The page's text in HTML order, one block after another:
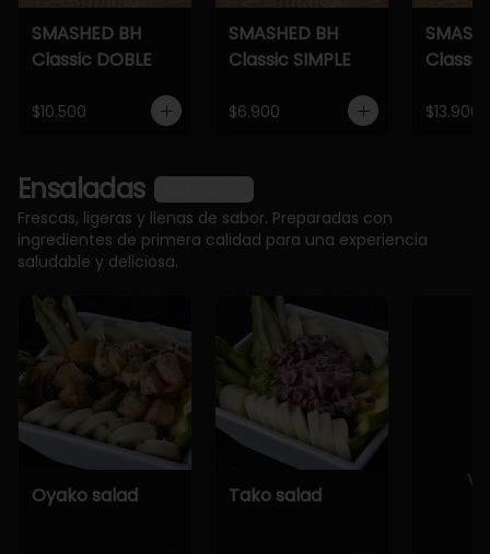
SMASHED BH
Classic DOBLE
$10.500
SMASHED BH
Classic SIMPLE
$6.900
Classic
$13.900
Ensaladas
Frescas, ligeras y llenas de sabor. Preparadas con
ingredientes de primera calidad para una experiencia
saludable y deliciosa.
Oyako salad Tako salad